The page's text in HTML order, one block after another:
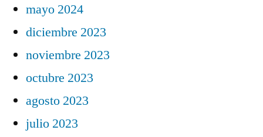
mayo 2024
diciembre 2023
noviembre 2023
octubre 2023
agosto 2023
julio 2023